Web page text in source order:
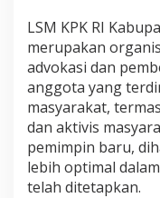
LSM KPK RI
merupakan
advokasi dan
anggota yang
masyarakat,
dan aktivis
pemimpin baru,
lebih optimal
telah ditetapkan.